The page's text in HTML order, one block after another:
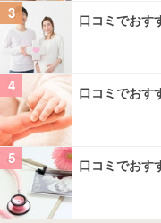
3 口コミでおす
4 口コミでおす
5 口コミでおす